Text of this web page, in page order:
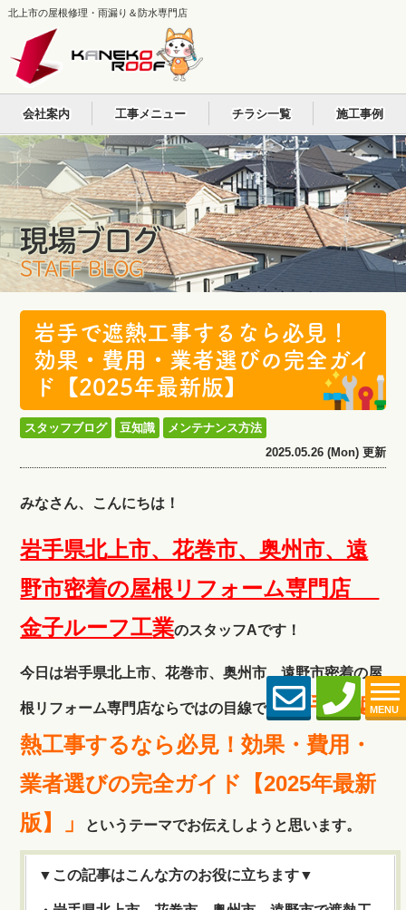
北上市の屋根修理・雨漏り＆防水専門店
MENU
会社案内 工事メニュー チラシ一覧 施工事例
現場ブログ
STAFF BLOG
岩手で遮熱工事するなら必見！
効果・費用・業者選びの完全ガイ
ド【2025年最新版】
スタッフブログ 豆知識
メンテナンス方法
2025.05.26 (Mon) 更新
みなさん、こんにちは！
岩手県北上市、花巻市、奥州市、遠
野市密着の屋根リフォーム専門店
金子ルーフ工業のスタッフAです！
今日は岩手県北上市、花巻市、奥州市、遠野市密着の屋
根リフォーム専門店ならではの目線で 「岩手で遮
熱工事するなら必見！効果・費用・
業者選びの完全ガイド【2025年最新
版】
」 というテーマでお伝えしようと思います。
▼この記事はこんな方のお役に立ちます▼